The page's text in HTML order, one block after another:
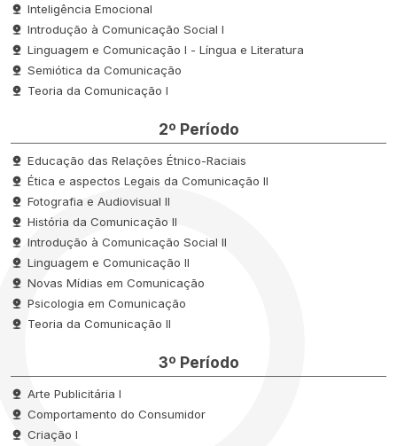
Inteligência Emocional
Introdução à Comunicação Social I
Linguagem e Comunicação I - Língua e Literatura
Semiótica da Comunicação
Teoria da Comunicação I
2º Período
Educação das Relações Étnico-Raciais
Ética e aspectos Legais da Comunicação II
Fotografia e Audiovisual II
História da Comunicação II
Introdução à Comunicação Social II
Linguagem e Comunicação II
Novas Mídias em Comunicação
Psicologia em Comunicação
Teoria da Comunicação II
3º Período
Arte Publicitária I
Comportamento do Consumidor
Criação I